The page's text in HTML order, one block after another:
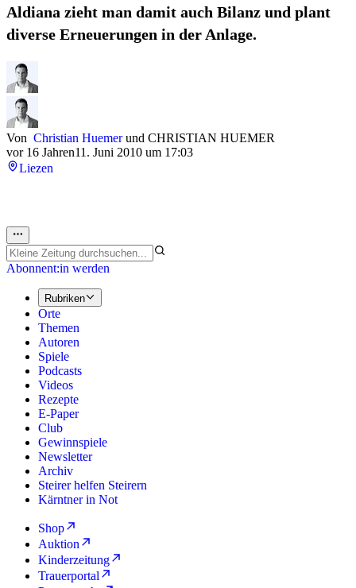
Aldiana zieht man damit auch Bilanz und plant
diverse Erneuerungen in der Anlage.
Von Christian Huemerund CHRISTIAN HUEMER
vor 16 Jahren11. Juni 2010 um 17:03
Liezen
Abonnent:in werden
Rubriken
Orte
Themen
Autoren
Spiele
Podcasts
Videos
Rezepte
E-Paper
Club
Gewinnspiele
Newsletter
Archiv
Steirer helfen Steirern
Kärntner in Not
Shop
Auktion
Kinderzeitung
Trauerportal